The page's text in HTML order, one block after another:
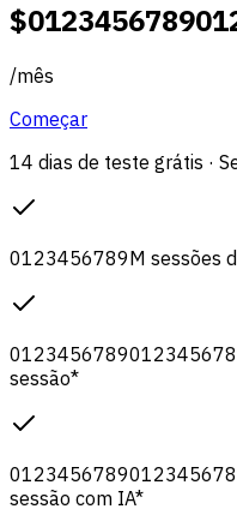
$012345678901
/mês
Começar
14 dias de teste grátis ·
0123456789M sessões
0123456789012345678
sessão*
0123456789012345678
sessão com IA*